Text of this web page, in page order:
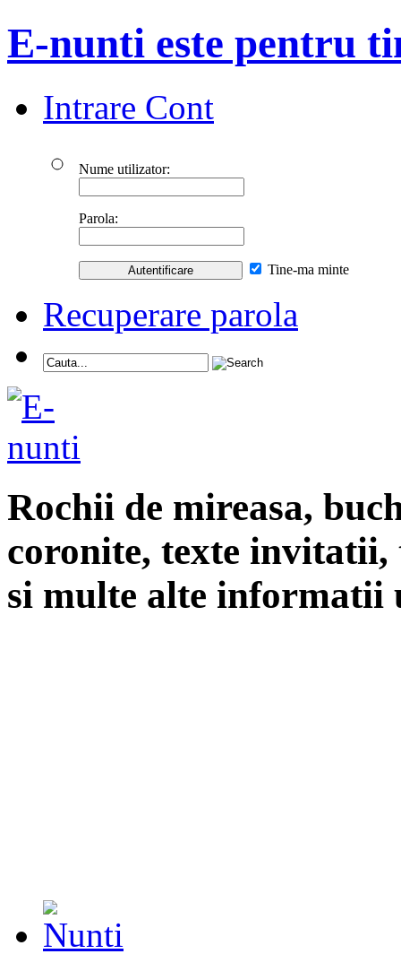
E-nunti este pentru
Intrare Cont
Nume utilizator:
Parola:
Tine-ma minte
Recuperare parola
Rochii de mireasa,
coronite, texte
si multe alte informatii